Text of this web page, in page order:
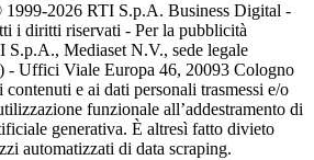
1999-2026 RTI S.p.A. Business Digital -
i diritti riservati - Per la pubblicità
Mediaset N.V., sede legale
- Uffici Viale Europa 46, 20093 Cologno
contenuti e ai dati personali trasmessi e/o
funzionale all’addestramento di
generativa. È altresì fatto divieto
automatizzati di data scraping.